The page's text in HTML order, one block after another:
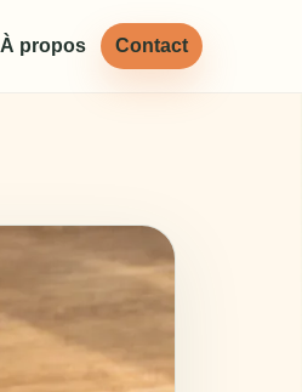
À propos Contact